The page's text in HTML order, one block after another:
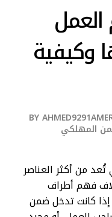
وكيفية
BY
المهلكي
من أكثر العناصر
فهم أطراف
إذا كانت تدخل ضمن